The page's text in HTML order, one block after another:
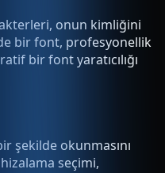
onun kimliğini
bir font, profesyonellik
bir font yaratıcılığı
şekilde okunmasını
seçimi,